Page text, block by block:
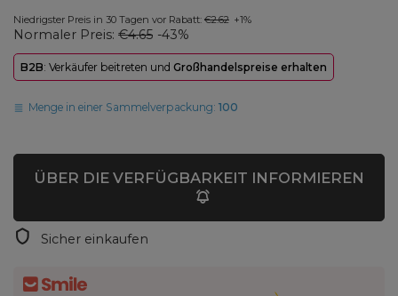
Niedrigster Preis in 30 Tagen vor Rabatt: €2.62 +1%
Normaler Preis: €4.65 -43%
B2B: Verkäufer beitreten und Großhandelspreise erhalten
Menge in einer Sammelverpackung:100
ÜBER DIE VERFÜGBARKEIT INFORMIEREN
Sicher einkaufen